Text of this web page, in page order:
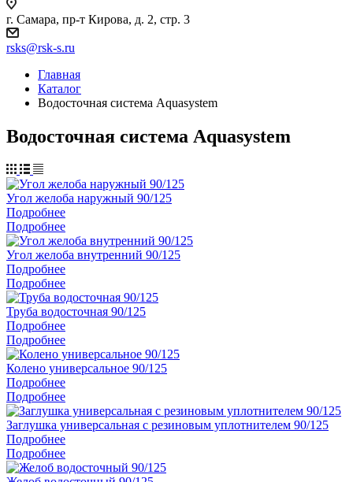
г. Самара, пр-т Кирова, д. 2, стр. 3
rsks@rsk-s.ru
Главная
Каталог
Водосточная система Aquasystem
Водосточная система Aquasystem
Угол желоба наружный 90/125
Подробнее
Подробнее
Угол желоба внутренний 90/125
Подробнее
Подробнее
Труба водосточная 90/125
Подробнее
Подробнее
Колено универсальное 90/125
Подробнее
Подробнее
Заглушка универсальная с резиновым уплотнителем 90/125
Подробнее
Подробнее